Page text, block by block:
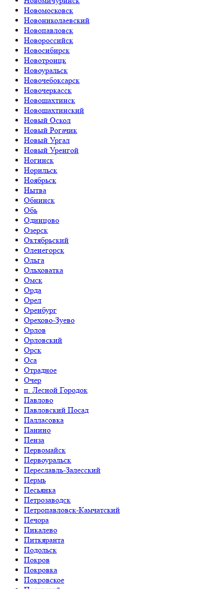
Новомосковск
Новониколаевский
Новопавловск
Новороссийск
Новосибирск
Новотроицк
Новоуральск
Новочебоксарск
Новочеркасск
Новошахтинск
Новошахтинский
Новый Оскол
Новый Рогачик
Новый Ургал
Новый Уренгой
Ногинск
Норильск
Ноябрьск
Нытва
Обнинск
Обь
Одинцово
Озерск
Октябрьский
Оленегорск
Ольга
Ольховатка
Омск
Орда
Орел
Оренбург
Орехово-Зуево
Орлов
Орловский
Орск
Оса
Отрадное
Очер
п. Лесной Городок
Павлово
Павловский Посад
Палласовка
Панино
Пенза
Первомайск
Первоуральск
Переславль-Залесский
Пермь
Песьянка
Петрозаводск
Петропавловск-Камчатский
Печора
Пикалево
Питкяранта
Подольск
Покров
Покровка
Покровское